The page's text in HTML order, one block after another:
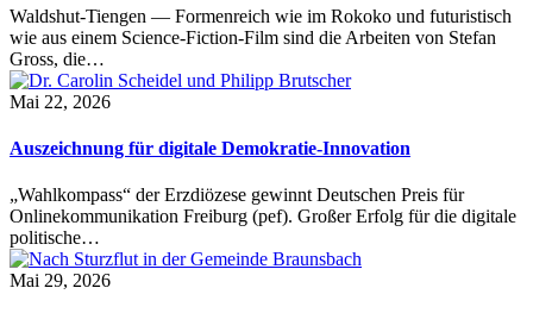
Waldshut-Tiengen — Formenreich wie im Rokoko und futuristisch
wie aus einem Science-Fiction-Film sind die Arbeiten von Stefan
Gross, die…
Mai 22, 2026
Auszeichnung für digitale Demokratie-Innovation
„Wahlkompass“ der Erzdiözese gewinnt Deutschen Preis für
Onlinekommunikation Freiburg (pef). Großer Erfolg für die digitale
politische…
Mai 29, 2026